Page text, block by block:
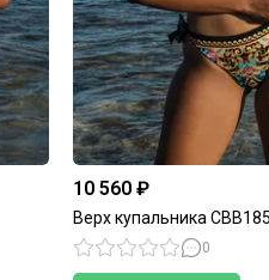
10 560 ₽
Верх купальника
0